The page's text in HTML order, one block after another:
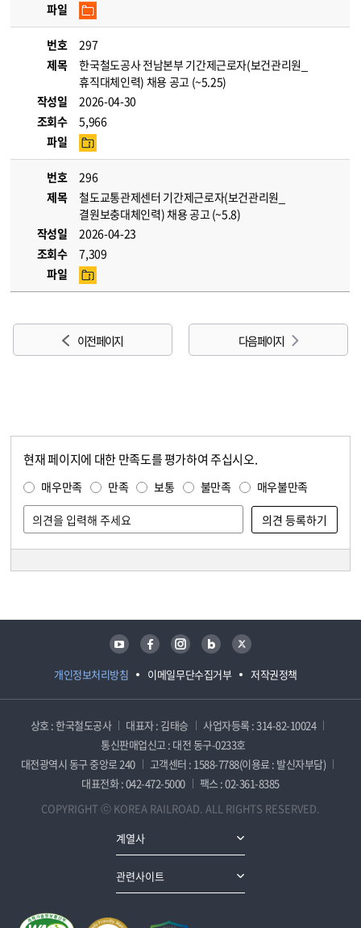
파일
번호
297
제목
한국철도공사 전남본부 기간제근로자(보건관리원_
휴직대체인력) 채용 공고 (~5.25)
작성일
2026-04-30
조회수
5,966
파일
번호
296
제목
철도교통관제센터 기간제근로자(보건관리원_
결원보충대체인력) 채용 공고 (~5.8)
작성일
2026-04-23
조회수
7,309
파일
이전 페이지 다음 페이지
현재 페이지에 대한 만족도를 평가하여 주십시오.
매우만족 만족 보통 불만족 매우불만족
개인정보처리방침 이메일무단수집거부 저작권정책
유튜브 페이스북 인스타그램 블로그 트위터
상호 : 한국철도공사 대표자 : 김태승
사업자등록 : 314-82-10024
통신판매업신고 : 대전 동구-0233호
대전광역시 동구 중앙로 240
고객센터 : 1588-7788(이용료 : 발신자부담)
대표전화 : 042-472-5000
팩스 : 02-361-8385
COPYRIGHT ⓒ KOREA RAILROAD. ALL RIGHTS RESERVED.
계열사
관련사이트